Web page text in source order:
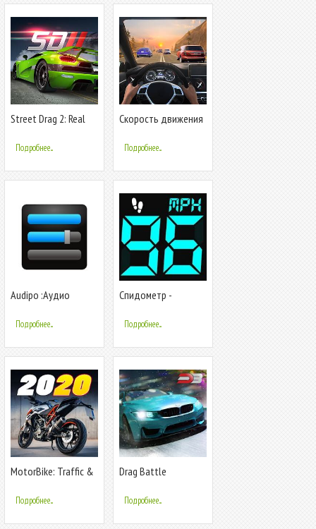
Street Drag 2: Real
Подробнее...
Скорость движения
Подробнее...
Audipo :Аудио
Подробнее...
Спидометр -
скорость трекер
Подробнее...
MotorBike: Traffic &
Race Game
Подробнее...
Drag Battle
Подробнее...